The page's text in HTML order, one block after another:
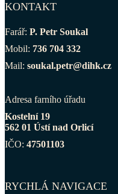
KONTAKT
Farář: P. Petr Soukal
Mobil: 736 704 332
Mail: soukal.petr@dihk.cz
Adresa farního úřadu
Kostelní 19
562 01 Ústí nad Orlicí
IČO: 47501103
RYCHLÁ NAVIGACE